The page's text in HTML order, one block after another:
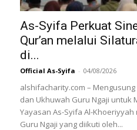
As-Syifa Perkuat
Qur’an melalui
di...
Official As-Syifa - 04/08/2026
alshifacharity.com –
dan Ukhuwah Guru Ngaji
Yayasan As-Syifa Al-
Guru Ngaji yang diikuti oleh...